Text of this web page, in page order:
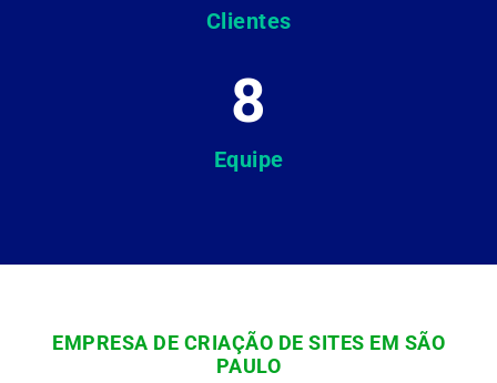
Clientes
Equipe
8
EMPRESA DE CRIAÇÃO DE SITES EM SÃO
PAULO